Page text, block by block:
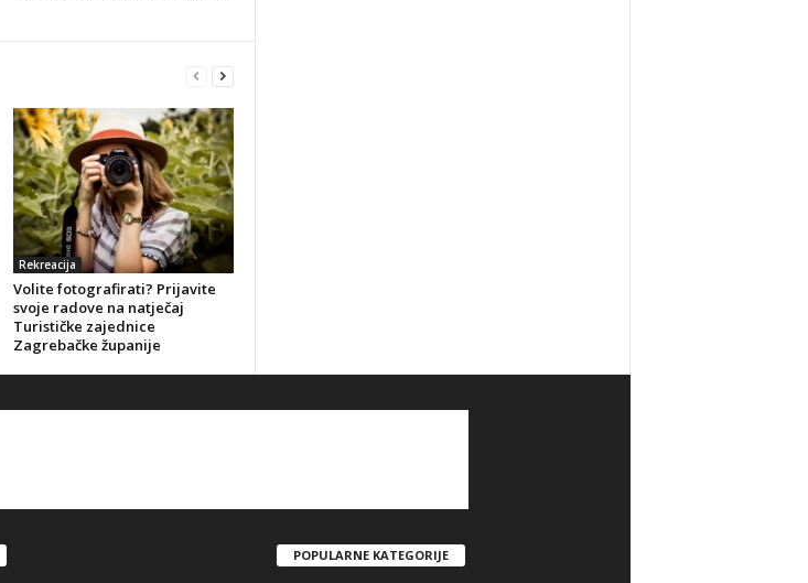
Rekreacija
Volite fotografirati? Prijavite
svoje radove na natječaj
Turističke zajednice
Zagrebačke županije
POPULARNE KATEGORIJE